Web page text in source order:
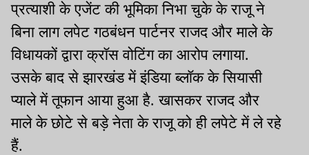
प्रत्याशी के एजेंट की भूमिका निभा चुके के राजू ने
बिना लाग लपेट गठबंधन पार्टनर राजद और माले के
विधायकों द्वारा क्रॉस वोटिंग का आरोप लगाया.
उसके बाद से झारखंड में इंडिया ब्लॉक के सियासी
प्याले में तूफान आया हुआ है. खासकर राजद और
माले के छोटे से बड़े नेता के राजू को ही लपेटे में ले रहे
हैं.